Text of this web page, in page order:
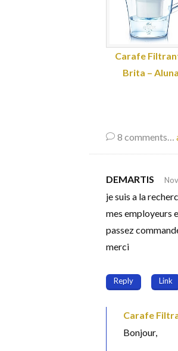
Carafe
Brita – Aluna
8 comments…
DEMARTIS
je suis a la
mes employeurs
passez
merci
Reply Link
Carafe
Bonjour,